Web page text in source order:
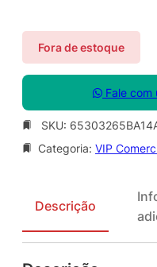
Fora de estoque
Fale com
SKU:
Categoria: VIP
Descrição